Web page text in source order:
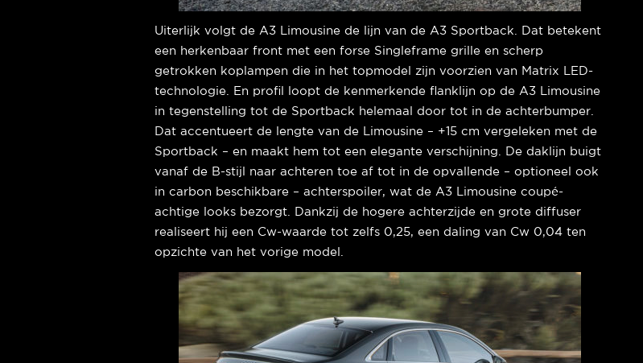
Uiterlijk volgt de A3 Limousine de lijn van de A3 Sportback. Dat betekent
een herkenbaar front met een forse Singleframe grille en scherp
getrokken koplampen die in het topmodel zijn voorzien van Matrix LED-
technologie. En profil loopt de kenmerkende flanklijn op de A3 Limousine
in tegenstelling tot de Sportback helemaal door tot in de achterbumper.
Dat accentueert de lengte van de Limousine – +15 cm vergeleken met de
Sportback – en maakt hem tot een elegante verschijning. De daklijn buigt
vanaf de B-stijl naar achteren toe af tot in de opvallende – optioneel ook
in carbon beschikbare – achterspoiler, wat de A3 Limousine coupé-
achtige looks bezorgt. Dankzij de hogere achterzijde en grote diffuser
realiseert hij een Cw-waarde tot zelfs 0,25, een daling van Cw 0,04 ten
opzichte van het vorige model.